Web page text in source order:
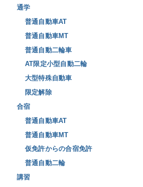
通学
普通自動車AT
普通自動車MT
普通自動二輪車
AT限定小型自動二輪
大型特殊自動車
限定解除
合宿
普通自動車AT
普通自動車MT
仮免許からの合宿免許
普通自動二輪
講習